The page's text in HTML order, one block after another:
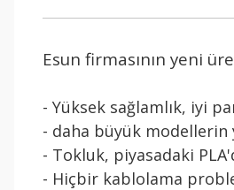
Esun firmasının yeni
- Yüksek sağlamlık, iyi
- daha büyük modellerin
- Tokluk, piyasadaki
- Hiçbir kablolama